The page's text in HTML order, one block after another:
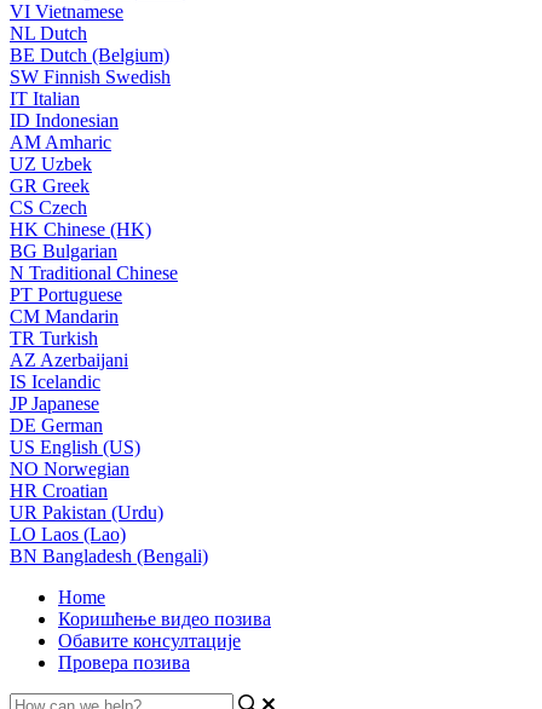
VI Vietnamese
NL Dutch
BE Dutch (Belgium)
SW Finnish Swedish
IT Italian
ID Indonesian
AM Amharic
UZ Uzbek
GR Greek
CS Czech
HK Chinese (HK)
BG Bulgarian
N Traditional Chinese
PT Portuguese
CM Mandarin
TR Turkish
AZ Azerbaijani
IS Icelandic
JPJapanese
DE German
US English (US)
NO Norwegian
HR Croatian
UR Pakistan (Urdu)
LO Laos (Lao)
BN Bangladesh (Bengali)
Home
Коришћење видео позива
Обавите консултације
Провера позива